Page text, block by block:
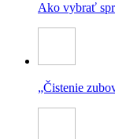
Ako vybrať
„Čistenie